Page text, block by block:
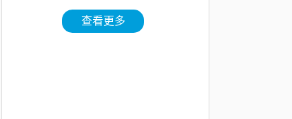
查看更多